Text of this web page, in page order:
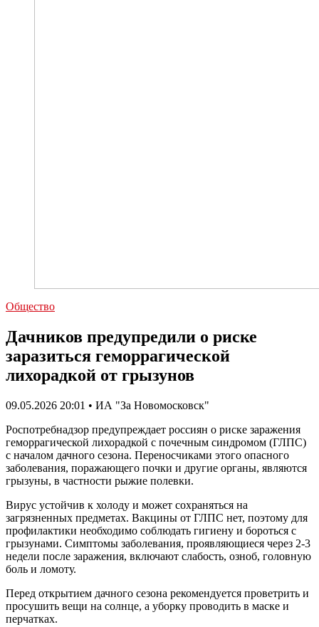
Общество
Дачников предупредили о риске
заразиться геморрагической
лихорадкой от грызунов
09.05.2026 20:01 • ИА "За Новомосковск"
Роспотребнадзор предупреждает россиян о риске заражения
геморрагической лихорадкой с почечным синдромом (ГЛПС)
с началом дачного сезона. Переносчиками этого опасного
заболевания, поражающего почки и другие органы, являются
грызуны, в частности рыжие полевки.
Вирус устойчив к холоду и может сохраняться на
загрязненных предметах. Вакцины от ГЛПС нет, поэтому для
профилактики необходимо соблюдать гигиену и бороться с
грызунами. Симптомы заболевания, проявляющиеся через 2-3
недели после заражения, включают слабость, озноб, головную
боль и ломоту.
Перед открытием дачного сезона рекомендуется проветрить и
просушить вещи на солнце, а уборку проводить в маске и
перчатках.